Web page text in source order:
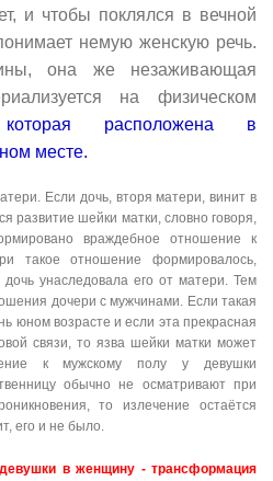
и чтобы поклялся в вечной
немую женскую речь.
она же незаживающая
на физическом
расположена в
месте.
Если дочь, вторя матери, винит в
развитие шейки матки, словно говоря,
враждебное отношение к
такое отношение формировалось,
унаследовала его от матери. Тем
дочери с мужчинами. Если такая
юном возрасте и если эта прекрасная
связи, то язва шейки матки может
к мужскому полу у девушки
обычно не осматривают при
то излечение остаётся
его и не было.
в женщину - трансформация